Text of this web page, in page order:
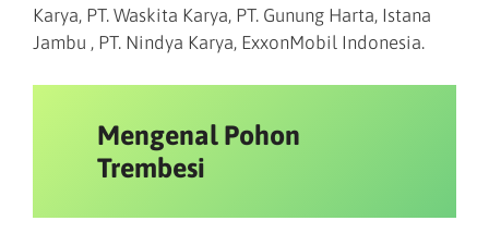
Karya, PT. Waskita Karya, PT. Gunung Harta, Istana
Jambu , PT. Nindya Karya, ExxonMobil Indonesia.
Mengenal Pohon
Trembesi